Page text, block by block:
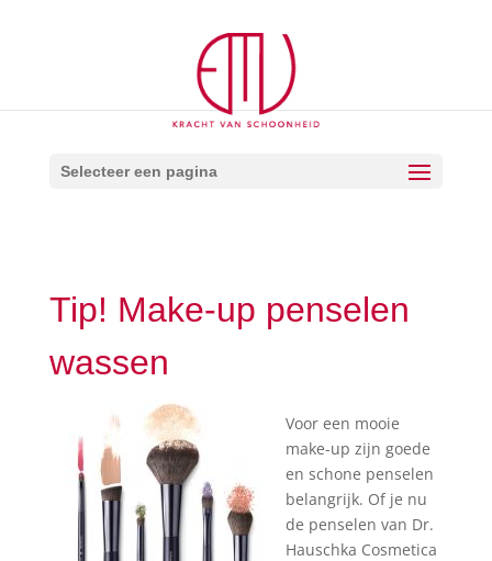
Selecteer een pagina
Tip! Make-up penselen
wassen
Voor een mooie
make-up zijn goede
en schone penselen
belangrijk. Of je nu
de penselen van Dr.
Hauschka Cosmetica